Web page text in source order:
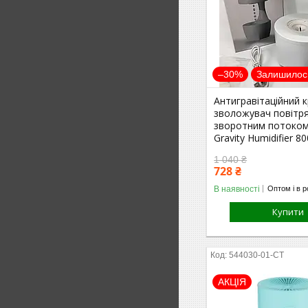
–30%
Антигравітаційний
зволожувач
зворотним
Gravity Humidifier
1 040 ₴
728 ₴
В наявності Оптом і в
Купити
544030-01-СТ
АКЦІЯ